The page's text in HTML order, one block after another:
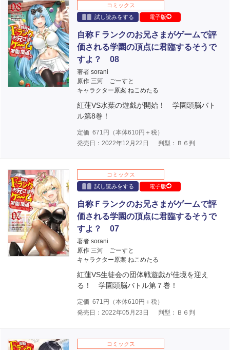
コミックス
試し読みをする
電子版
自称Ｆランクのお兄さまがゲームで評
価される学園の頂点に君臨するそうで
すよ？ 08
著者 sorani
原作 三河 ごーすと
キャラクター原案 ねこめたる
紅蓮VS水葉の遊戯が開始！ 学園頭脳バト
ル第8巻！
定価 671 円（本体610円＋税）
発売日：2022年12月22日
判型：Ｂ６判
コミックス
試し読みをする
電子版
自称Ｆランクのお兄さまがゲームで評
価される学園の頂点に君臨するそうで
すよ？ 07
著者 sorani
原作 三河 ごーすと
キャラクター原案 ねこめたる
紅蓮VS生徒会の団体戦遊戯が佳境を迎え
る！ 学園頭脳バトル第７巻！
定価 671 円（本体610円＋税）
発売日：2022年05月23日
判型：Ｂ６判
コミックス